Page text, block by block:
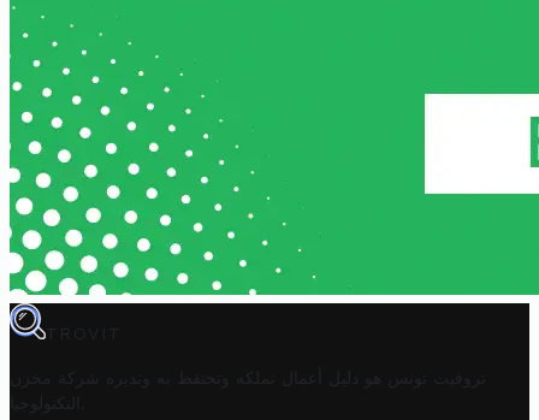
TROVIT
تروفيت تونس هو دليل أعمال تملكه وتحتفظ به وتديره
شركة مخزن
التكنولوجيا